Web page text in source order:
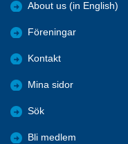
About us (in English)
Föreningar
Kontakt
Mina sidor
Sök
Bli medlem